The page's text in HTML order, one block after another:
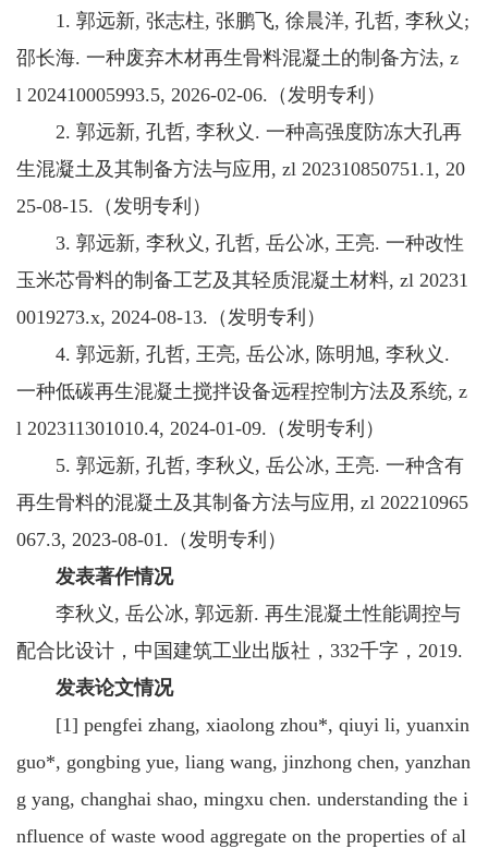
1. 郭远新, 张志柱, 张鹏飞, 徐晨洋, 孔哲, 李秋义;
邵长海. 一种废弃木材再生骨料混凝土的制备方法, z
l 202410005993.5, 2026-02-06.（发明专利）
2. 郭远新, 孔哲, 李秋义. 一种高强度防冻大孔再
生混凝土及其制备方法与应用, zl 202310850751.1, 20
25-08-15.（发明专利）
3. 郭远新, 李秋义, 孔哲, 岳公冰, 王亮. 一种改性
玉米芯骨料的制备工艺及其轻质混凝土材料, zl 20231
0019273.x, 2024-08-13.（发明专利）
4. 郭远新, 孔哲, 王亮, 岳公冰, 陈明旭, 李秋义.
一种低碳再生混凝土搅拌设备远程控制方法及系统, z
l 202311301010.4, 2024-01-09.（发明专利）
5. 郭远新, 孔哲, 李秋义, 岳公冰, 王亮. 一种含有
再生骨料的混凝土及其制备方法与应用, zl 202210965
067.3, 2023-08-01.（发明专利）
发表著作情况
李秋义, 岳公冰, 郭远新. 再生混凝土性能调控与
配合比设计，中国建筑工业出版社，332千字，2019.
发表论文情况
[1] pengfei zhang, xiaolong zhou*, qiuyi li, yuanxin
guo*, gongbing yue, liang wang, jinzhong chen, yanzhan
g yang, changhai shao, mingxu chen. understanding the i
nfluence of waste wood aggregate on the properties of al